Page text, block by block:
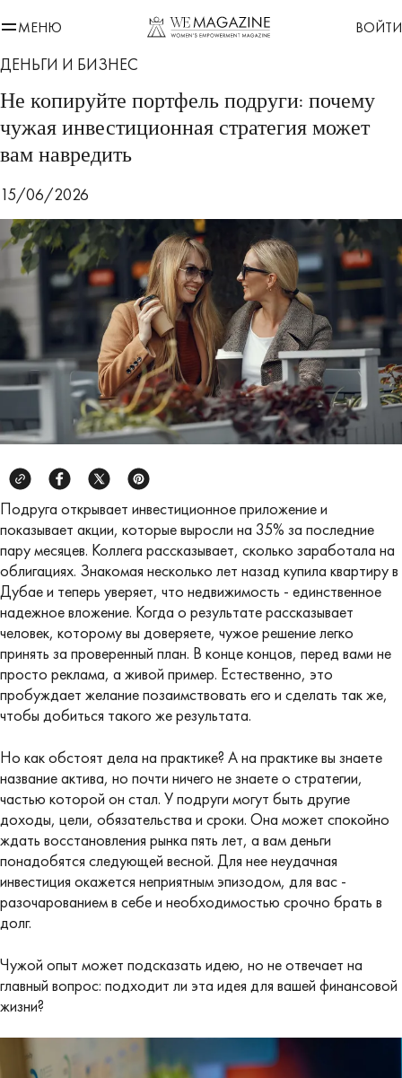
МЕНЮ ВОЙТИ
ДЕНЬГИ И БИЗНЕС
Не копируйте портфель подруги: почему
чужая инвестиционная стратегия может
вам навредить
15/06/2026
Подруга открывает инвестиционное приложение и
показывает акции, которые выросли на 35% за последние
пару месяцев. Коллега рассказывает, сколько заработала на
облигациях. Знакомая несколько лет назад купила квартиру в
Дубае и теперь уверяет, что недвижимость - единственное
надежное вложение. Когда о результате рассказывает
человек, которому вы доверяете, чужое решение легко
принять за проверенный план. В конце концов, перед вами не
просто реклама, а живой пример. Естественно, это
пробуждает желание позаимствовать его и сделать так же,
чтобы добиться такого же результата.
Но как обстоят дела на практике? А на практике вы знаете
название актива, но почти ничего не знаете о стратегии,
частью которой он стал. У подруги могут быть другие
доходы, цели, обязательства и сроки. Она может спокойно
ждать восстановления рынка пять лет, а вам деньги
понадобятся следующей весной. Для нее неудачная
инвестиция окажется неприятным эпизодом, для вас -
разочарованием в себе и необходимостью срочно брать в
долг.
Чужой опыт может подсказать идею, но не отвечает на
главный вопрос: подходит ли эта идея для вашей финансовой
жизни?